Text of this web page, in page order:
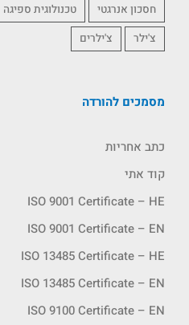
חסכון אנרגטי
טכנולוגית ספיגה
צ'ילר
צ'ילרים
מסמכים להורדה
כתב אחריות
קוד אתי
ISO 9001 Certificate – HE
ISO 9001 Certificate – EN
ISO 13485 Certificate – HE
ISO 13485 Certificate – EN
ISO 9100 Certificate – EN